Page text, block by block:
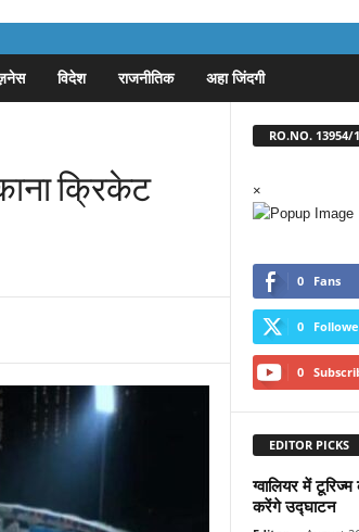
विदेश राजनीतिक अहा जिंदगी
क्रिकेट
RO.NO. 13954/
×
0 Fans
0
0
EDITOR PICKS
ग्वालियर में
करेंगे उद्घाटन